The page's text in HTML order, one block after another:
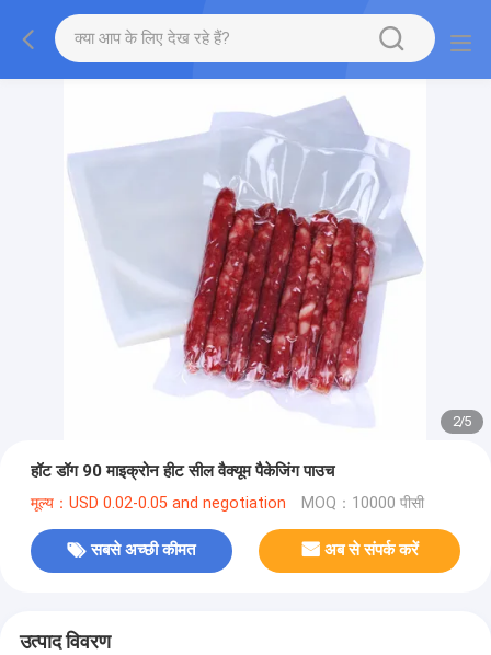
2/5
हॉट डॉग 90 माइक्रोन हीट सील वैक्यूम पैकेजिंग पाउच
मूल्य：USD 0.02-0.05 and negotiation MOQ：10000 पीसी
सबसे अच्छी कीमत अब से संपर्क करें
उत्पाद विवरण